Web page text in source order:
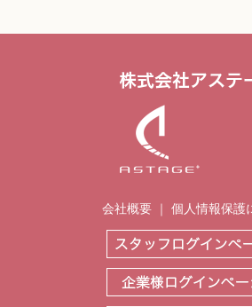
会社概要｜ 個人情報保護